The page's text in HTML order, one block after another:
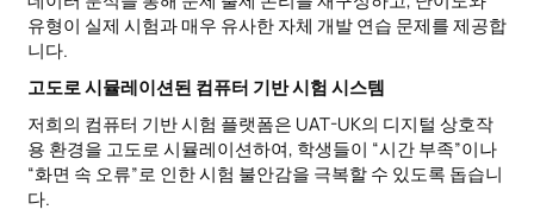
유형이 실제 시험과 매우 유사한 자체 개발 연습 문제를 제공합
니다.
고도로 시뮬레이션된 컴퓨터 기반 시험 시스템
저희의 컴퓨터 기반 시험 플랫폼은 UAT-UK의 디지털 상호작
용 환경을 고도로 시뮬레이션하여, 학생들이 “시간 부족”이나
“화면 속 오류”로 인한 시험 불안감을 극복할 수 있도록 돕습니
다.